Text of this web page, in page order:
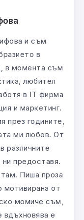
и съм
в
в момента съм
любител
в IT фирма
и маркетинг.
през годините,
ми любов. От
различните
предоставя.
Пиша проза
мотивирана от
момиче съм,
вдъхновява е